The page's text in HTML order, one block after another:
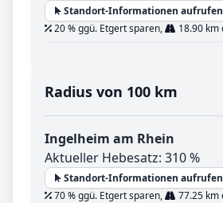
Standort-Informationen aufrufen
20 % ggü. Etgert sparen,
18.90
Radius von 100 km
Ingelheim am Rhein
Aktueller Hebesatz: 310 %
Standort-Informationen aufrufen
70 % ggü. Etgert sparen,
77.25 km